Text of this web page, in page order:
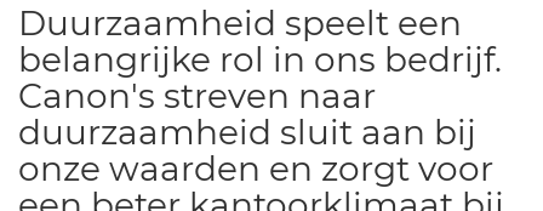
Duurzaamheid speelt een
belangrijke rol in ons bedrijf.
Canon's streven naar
duurzaamheid sluit aan bij
onze waarden en zorgt voor